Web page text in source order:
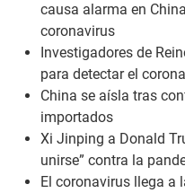
causa alarma en
coronavirus
Investigadores de
para detectar el
China se aísla tras
importados
Xi Jinping a Donald
unirse” contra la
El coronavirus llega a